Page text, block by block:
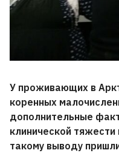
У проживающих в
коренных
дополнительные
клинической
такому выводу